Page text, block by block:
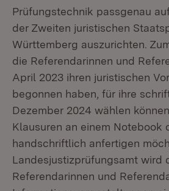
Prüfungstechnik passgenau
der Zweiten juristischen
Württemberg auszurichten.
die Referendarinnen und
April 2023 ihren juristischen
begonnen haben, für ihre
Dezember 2024 wählen
Klausuren an einem Notebook
handschriftlich anfertigen
Landesjustizprüfungsamt wird
Referendarinnen und